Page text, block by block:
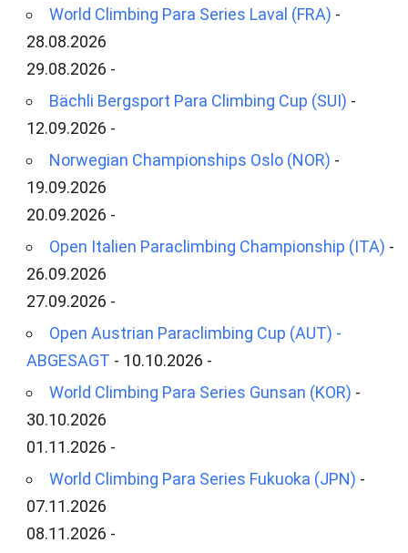
World Climbing Para Series Laval (FRA) -
28.08.2026
29.08.2026 -
Bächli Bergsport Para Climbing Cup (SUI) -
12.09.2026 -
Norwegian Championships Oslo (NOR) -
19.09.2026
20.09.2026 -
Open Italien Paraclimbing Championship (ITA) -
26.09.2026
27.09.2026 -
Open Austrian Paraclimbing Cup (AUT) -
ABGESAGT - 10.10.2026 -
World Climbing Para Series Gunsan (KOR) -
30.10.2026
01.11.2026 -
World Climbing Para Series Fukuoka (JPN) -
07.11.2026
08.11.2026 -